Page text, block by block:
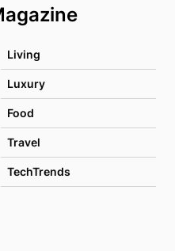
Living
Luxury
Food
Travel
TechTrends